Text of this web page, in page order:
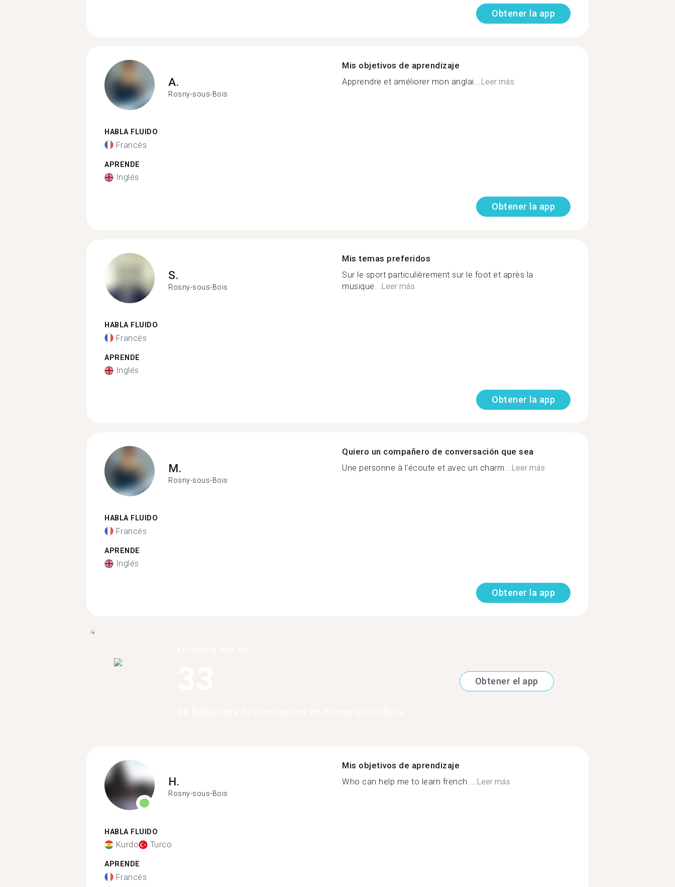
Obtener la app
A.
Rosny-sous-Bois
HABLA FLUIDO
Francés
APRENDE
Inglés
Mis objetivos de aprendizaje
Apprendre et améliorer mon anglai...Leer más
Obtener la app
S.
Rosny-sous-Bois
HABLA FLUIDO
Francés
APRENDE
Inglés
Mis temas preferidos
Sur le sport particulièrement sur le foot et après la
musique...Leer más
Obtener la app
M.
Rosny-sous-Bois
HABLA FLUIDO
Francés
APRENDE
Inglés
Quiero un compañero de conversación que sea
Une personne à l'écoute et avec un charm...Leer más
Obtener la app
Obtener el app
H.
Rosny-sous-Bois
HABLA FLUIDO
Kurdo Turco
APRENDE
Francés
Mis objetivos de aprendizaje
Who can help me to learn french.... Leer más